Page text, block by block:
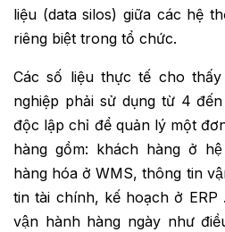
liệu (data silos) giữa các hệ
riêng biệt trong tổ chức.
Các số liệu thực tế cho
nghiệp phải sử dụng từ 4
độc lập chỉ để quản lý một
hàng gồm: khách hàng ở
hàng hóa ở WMS, thông tin
tin tài chính, kế hoạch ở
vận hành hàng ngày như